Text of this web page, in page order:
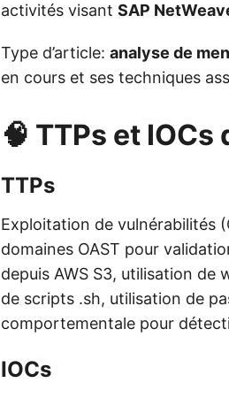
activités visant SAP
Type d’article: analyse de
en cours et ses techniques
🧠 TTPs et
TTPs
Exploitation de vulnérabilités
domaines OAST pour
depuis AWS S3, utilisation de
de scripts .sh, utilisation de
comportementale pour
IOCs